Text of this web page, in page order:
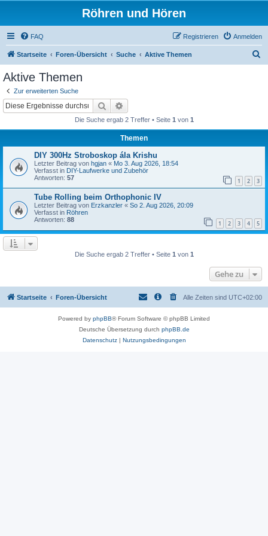
Röhren und Hören
FAQ Anmelden
Registrieren
Startseite Foren-Übersicht Suche Aktive Themen
Aktive Themen
Zur erweiterten Suche
Suche
Die Suche ergab 2 Treffer • Seite 1 von 1
Themen
DIY 300Hz Stroboskop ála Krishu
Letzter Beitrag von hgjan « Mo 3. Aug 2026, 18:54
Verfasst in DIY-Laufwerke und Zubehör
Antworten: 57 1 2 3
Tube Rolling beim Orthophonic IV
Letzter Beitrag von Erzkanzler « So 2. Aug 2026, 20:09
Verfasst in Röhren
Antworten: 88 1 2 3 4 5
Die Suche ergab 2 Treffer • Seite 1 von 1
Gehe zu
Startseite Foren-Übersicht Alle Zeiten sind UTC+02:00
Powered by phpBB® Forum Software © phpBB Limited
Deutsche Übersetzung durch phpBB.de
Datenschutz| Nutzungsbedingungen